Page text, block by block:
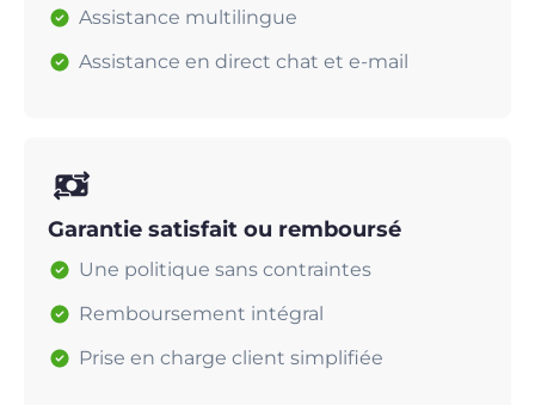
Assistance multilingue
Assistance en direct chat et e-mail
Garantie satisfait ou remboursé
Une politique sans contraintes
Remboursement intégral
Prise en charge client simplifiée